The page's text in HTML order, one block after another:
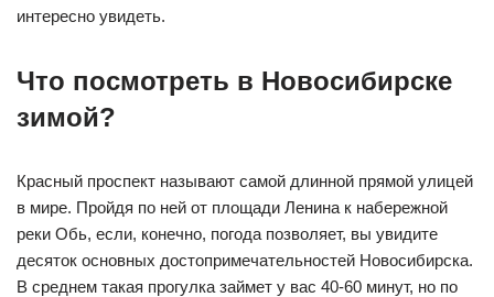
интересно увидеть.
Что посмотреть в Новосибирске
зимой?
Красный проспект называют самой длинной прямой улицей
в мире. Пройдя по ней от площади Ленина к набережной
реки Обь, если, конечно, погода позволяет, вы увидите
десяток основных достопримечательностей Новосибирска.
В среднем такая прогулка займет у вас 40-60 минут, но по